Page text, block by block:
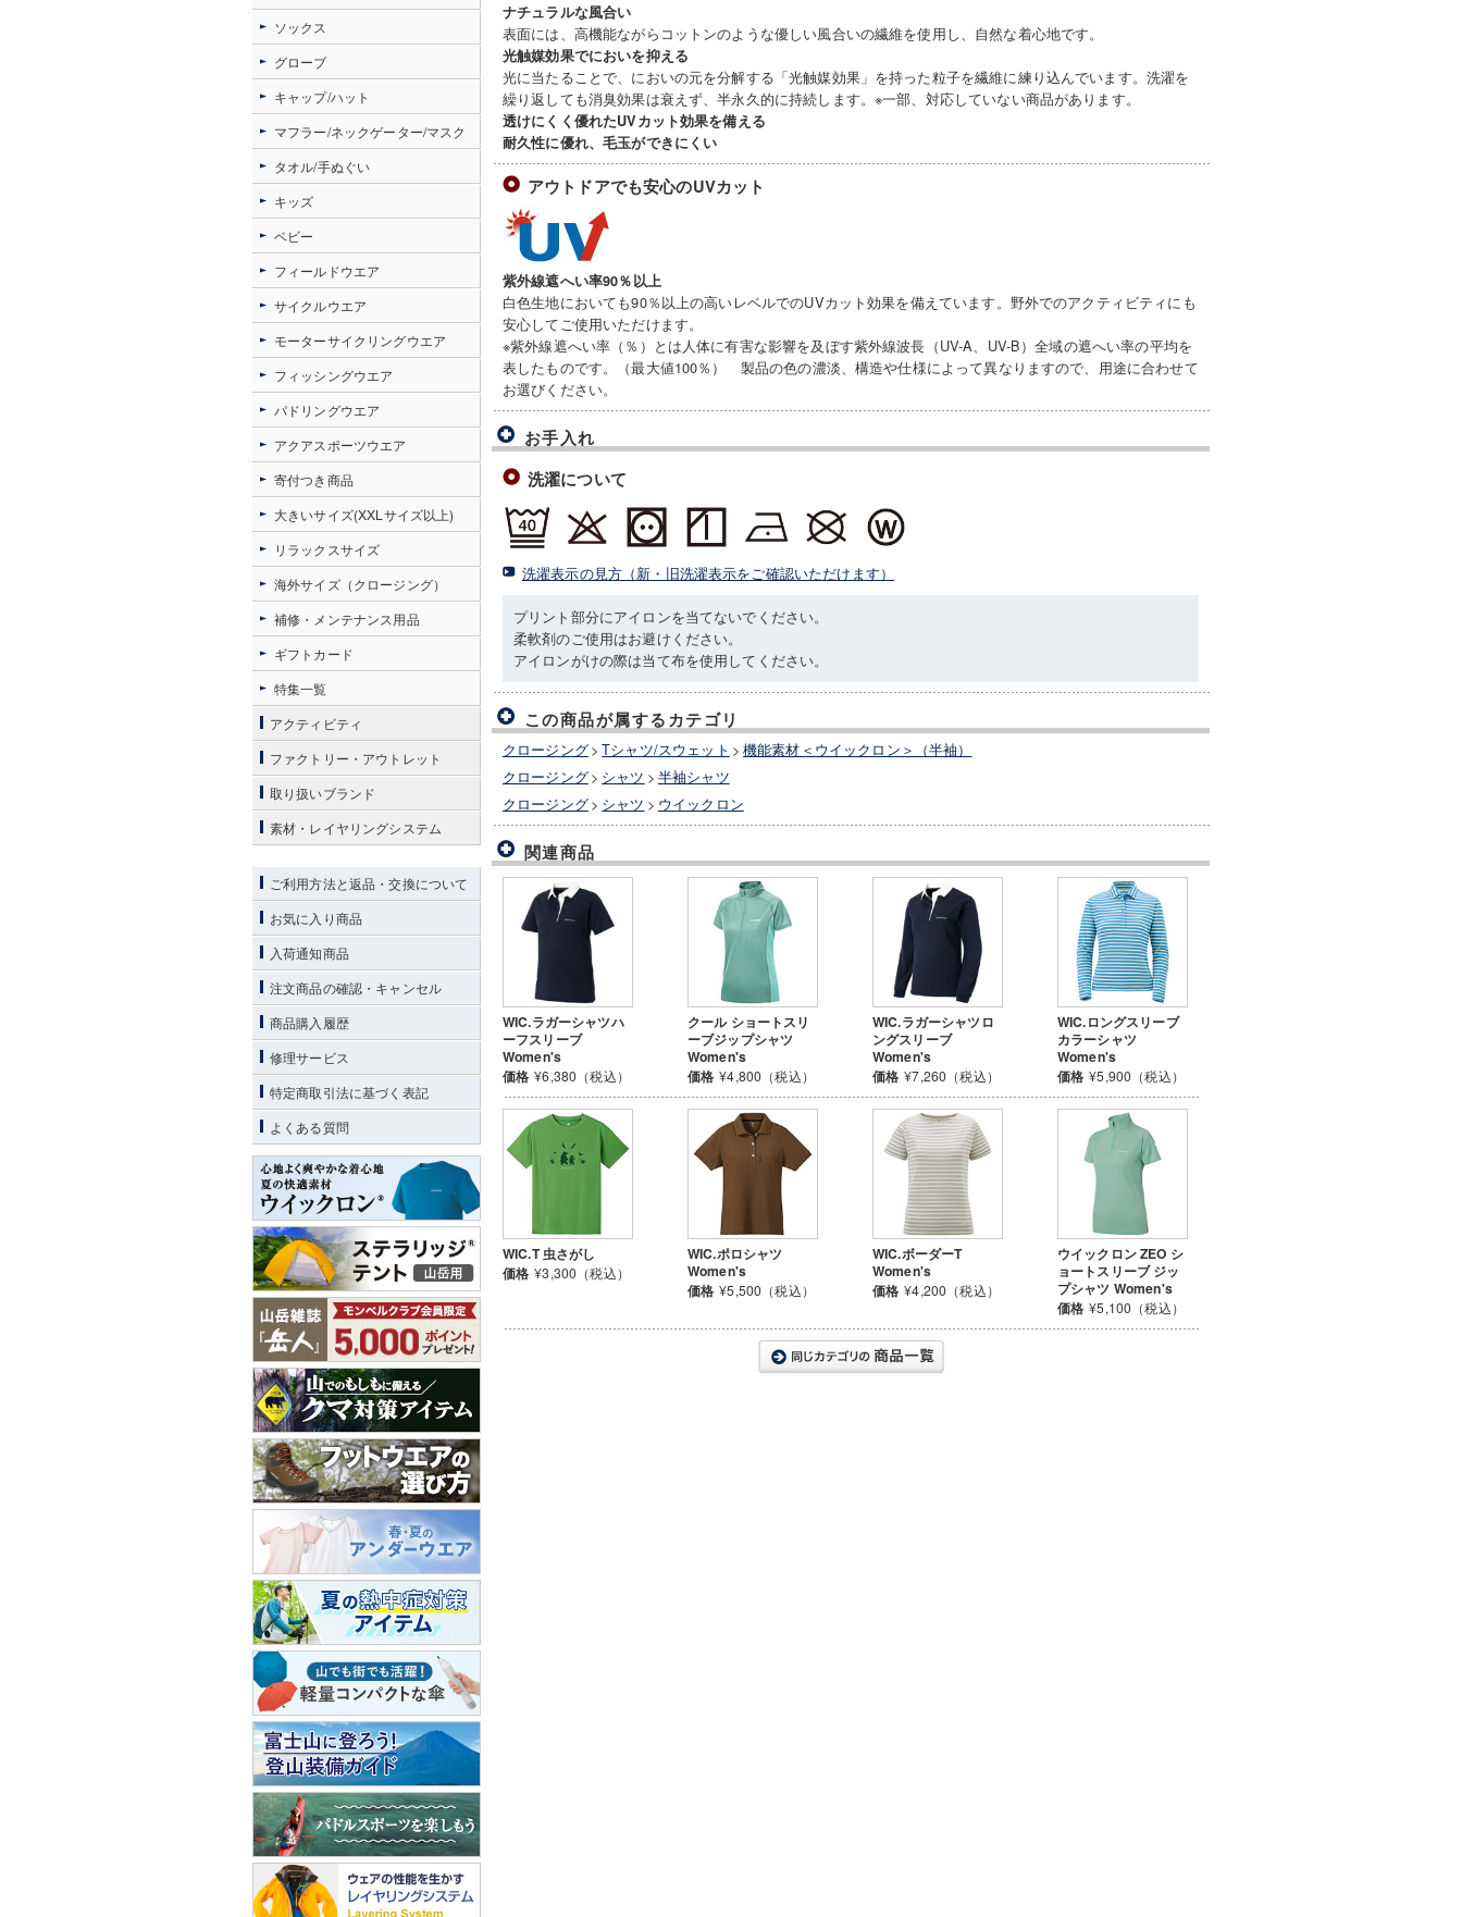
ナチュラルな風合い
表面には、高機能ながらコットンのような優しい風合いの繊維を使用し、自然な着心地です。
光触媒効果でにおいを抑える
光に当たることで、においの元を分解する「光触媒効果」を持った粒子を繊維に練り込んでいます。洗濯を
繰り返しても消臭効果は衰えず、半永久的に持続します。※一部、対応していない商品があります。
透けにくく優れたUVカット効果を備える
耐久性に優れ、毛玉ができにくい
アウトドアでも安心のUVカット
紫外線遮へい率90％以上
白色生地においても90％以上の高いレベルでのUVカット効果を備えています。野外でのアクティビティにも
安心してご使用いただけます。
※紫外線遮へい率（％）とは人体に有害な影響を及ぼす紫外線波長（UV-A、UV-B）全域の遮へい率の平均を
表したものです。（最大値100％） 製品の色の濃淡、構造や仕様によって異なりますので、用途に合わせて
お選びください。
お手入れ
洗濯について
洗濯表示の見方（新・旧洗濯表示をご確認いただけます）
プリント部分にアイロンを当てないでください。
柔軟剤のご使用はお避けください。
アイロンがけの際は当て布を使用してください。
この商品が属するカテゴリ
クロージング> Tシャツ/スウェット > 機能素材＜ウイックロン＞（半袖）
クロージング> シャツ > 半袖シャツ
クロージング> シャツ > ウイックロン
関連商品
WIC.ラガーシャツハ
ーフスリーブ
Women's
価格 ¥6,380（税込）
クール ショートスリ
ーブジップシャツ
Women's
価格 ¥4,800（税込）
WIC.ラガーシャツロ
ングスリーブ
Women's
価格 ¥7,260（税込）
WIC.ロングスリーブ
カラーシャツ
Women's
価格 ¥5,900（税込）
WIC.T 虫さがし
価格 ¥3,300（税込）
WIC.ポロシャツ
Women's
価格 ¥5,500（税込）
WIC.ボーダーT
Women's
価格 ¥4,200（税込）
ウイックロン ZEO シ
ョートスリーブ ジッ
プシャツ Women's
価格 ¥5,100（税込）
ソックス
グローブ
キャップ/ハット
マフラー/ネックゲーター/マスク
タオル/手ぬぐい
キッズ
ベビー
フィールドウエア
サイクルウエア
モーターサイクリングウエア
フィッシングウエア
パドリングウエア
アクアスポーツウエア
寄付つき商品
大きいサイズ(XXLサイズ以上)
リラックスサイズ
海外サイズ（クロージング）
補修・メンテナンス用品
ギフトカード
特集一覧
アクティビティ
ファクトリー・アウトレット
取り扱いブランド
素材・レイヤリングシステム
ご利用方法と返品・交換について
お気に入り商品
入荷通知商品
注文商品の確認・キャンセル
商品購入履歴
修理サービス
特定商取引法に基づく表記
よくある質問